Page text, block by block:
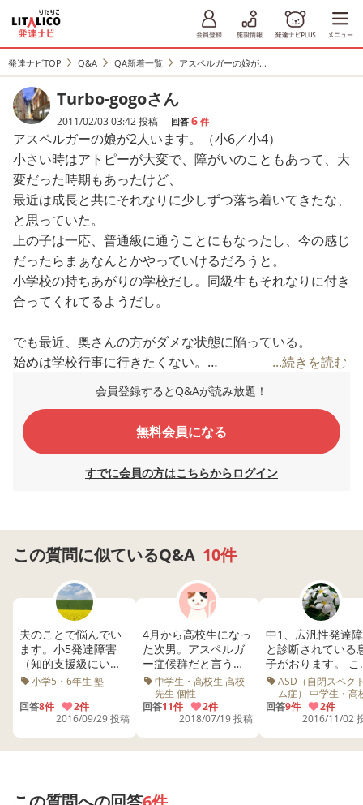
発達ナビTOP Q&A QA新着一覧 アスペルガーの娘が...
Turbo-gogoさん
2011/02/03 03:42 投稿 回答 6 件
アスペルガーの娘が2人います。（小6／小4）
小さい時はアトピーが大変で、障がいのこともあって、大
変だった時期もあったけど、
最近は成長と共にそれなりに少しずつ落ち着いてきたな、
と思っていた。
上の子は一応、普通級に通うことにもなったし、今の感じ
だったらまぁなんとかやっていけるだろうと。
小学校の持ちあがりの学校だし。同級生もそれなりに付き
合ってくれてるようだし。
でも最近、奥さんの方がダメな状態に陥っている。
始めは学校行事に行きたくない。
小学校卒業に向けていろいろ行事も増えてきてまぁ面倒だ
ろうなとは思っていたけど、これまでもやってきたわけだ
しね。
運動会や学習発表会は、土曜日にあったから、自分も一緒
自分もたいがいはこなすけど、今後どうしたらいいかなぁ
と考えているところで。ゆっくりはさせてやりたいけど。
奥さんをどうしてやったらいいか、
娘の障がいはこれからも続くわけで、あまり気休めみたい
なこともいいたくはない。
いつもとても悩んでいるけれど。
でも、少しでも心が休まる環境は作ってあげたい。
母親の皆さんが多いと思いますが、どうしてもらったら嬉
しいんじゃないか、ってことがあったら教えてほしいな、
と思います。
...続きを読む
会員登録するとQ&Aが読み放題！
無料会員になる
すでに会員の方はこちらからログイン
この質問に似ているQ&A 10件
夫のことで悩んでい
ます。小5発達障害
（知的支援級にい
る）の男の子（長
は研究職をしてお
り、職場での人間関
係は良好なようです
（同僚の方たちから
司、部下の悪態ばか
小学5・6年生 塾
回答8件
2件
2016/09/29 投稿
4月から高校生になっ
た次男。アスペルガ
ー症候群だと言うこ
とは、中学からの申
送り、医師の意見
書、入学式後の担任
との面談で、伝えて
寮監、担任、部活の
顧問、教科担任等…
入学後、ホームシッ
中学生・高校生 高校
先生 個性
回答11件
2件
2018/07/19 投稿
中1、広汎性発達
と診断されている
子がおります。 こ
子と過ごす時間が
痛でたまりません
毎日なんとか自分
抑えやり過ごして
ますが 精神的にも
身体的にも疲れき
ASD（自閉スペク
ム症） 中学生・高
生 診断
回答9件
2件
2016/11/02